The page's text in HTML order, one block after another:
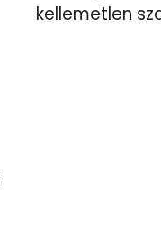
kellemetlen